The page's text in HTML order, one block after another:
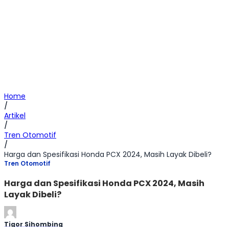
Home
/
Artikel
/
Tren Otomotif
/
Harga dan Spesifikasi Honda PCX 2024, Masih Layak Dibeli?
Tren Otomotif
Harga dan Spesifikasi Honda PCX 2024, Masih
Layak Dibeli?
Tigor Sihombing